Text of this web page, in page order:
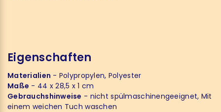
Eigenschaften
Materialien - Polypropylen, Polyester
Maße - 44 x 28,5 x 1 cm
Gebrauchshinweise - nicht spülmaschinengeeignet, Mit
einem weichen Tuch waschen